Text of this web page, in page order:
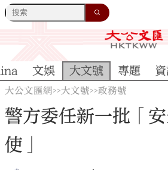
文娛 大文號 專題
大公文匯網>>大文號>>政務號
警方委任新一批「
使」